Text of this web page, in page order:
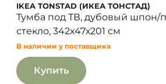
IKEA TONSTAD (ИКЕА ТОНСТАД)
Тумба под ТВ, дубовый шпон/
стекло, 342х47х201 см
В наличии у поставщика
Купить